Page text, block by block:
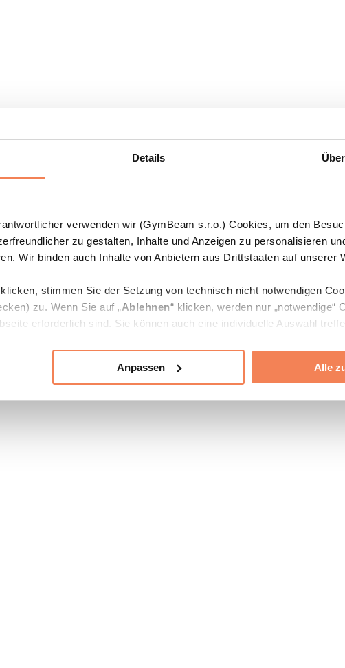
Details
verwenden wir (GymBeam s.r.o.) Cookies, um den
zu gestalten, Inhalte und Anzeigen zu personalisieren
Wir binden auch Inhalte von Anbietern aus Drittstaaten auf unserer
klicken, stimmen Sie der Setzung von technisch nicht notwendigen
zu. Wenn Sie auf „Ablehnen“ klicken, werden nur „notwendige“
erforderlich sind. Sie können auch eine individuelle Auswahl
an- oder abwählen und „Auswahl erlauben“ klicken.
Verarbeitung Ihrer Daten finden Sie in den Unterpunkten „Details“ und
Anpassen Alle